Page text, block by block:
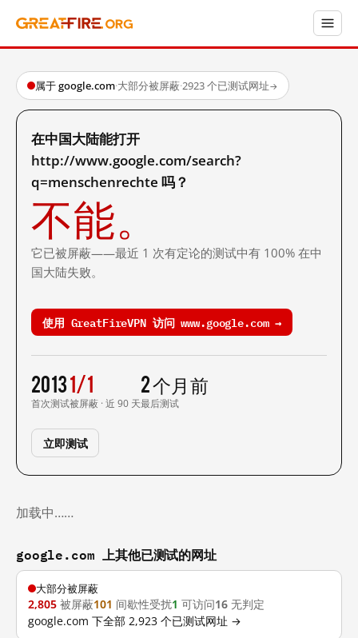
属于 google.com·大部分被屏蔽·2923 个已测试网址→
在中国大陆能打开
http://www.google.com/search?
q=menschenrechte 吗？
不能。
它已被屏蔽——最近 1 次有定论的测试中有 100% 在中
国大陆失败。
使用 GreatFireVPN 访问 www.google.com →
2013
首次测试
1/1
被屏蔽 · 近 90 天
2 个月前
最后测试
立即测试
加载中……
google.com 上其他已测试的网址
大部分被屏蔽
2,805 被屏蔽101 间歇性受扰1 可访问16 无判定
google.com 下全部 2,923 个已测试网址 →